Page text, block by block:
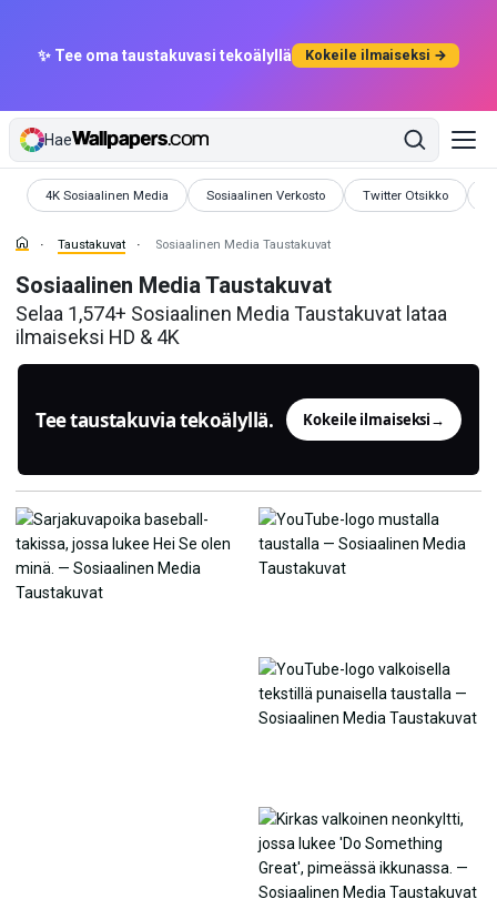
✨ Tee oma taustakuvasi tekoälyllä Kokeile ilmaiseksi →
Hae
4K Sosiaalinen Media
Taustakuvat Sosiaalinen Verkosto
Taustakuvat Twitter Otsikko
Taustakuvat
Taustakuvat Sosiaalinen Media Taustakuvat
Sosiaalinen Media Taustakuvat
Selaa 1,574+ Sosiaalinen Media Taustakuvat lataa
ilmaiseksi HD & 4K
Tee taustakuvia tekoälyllä. Kokeile ilmaiseksi→